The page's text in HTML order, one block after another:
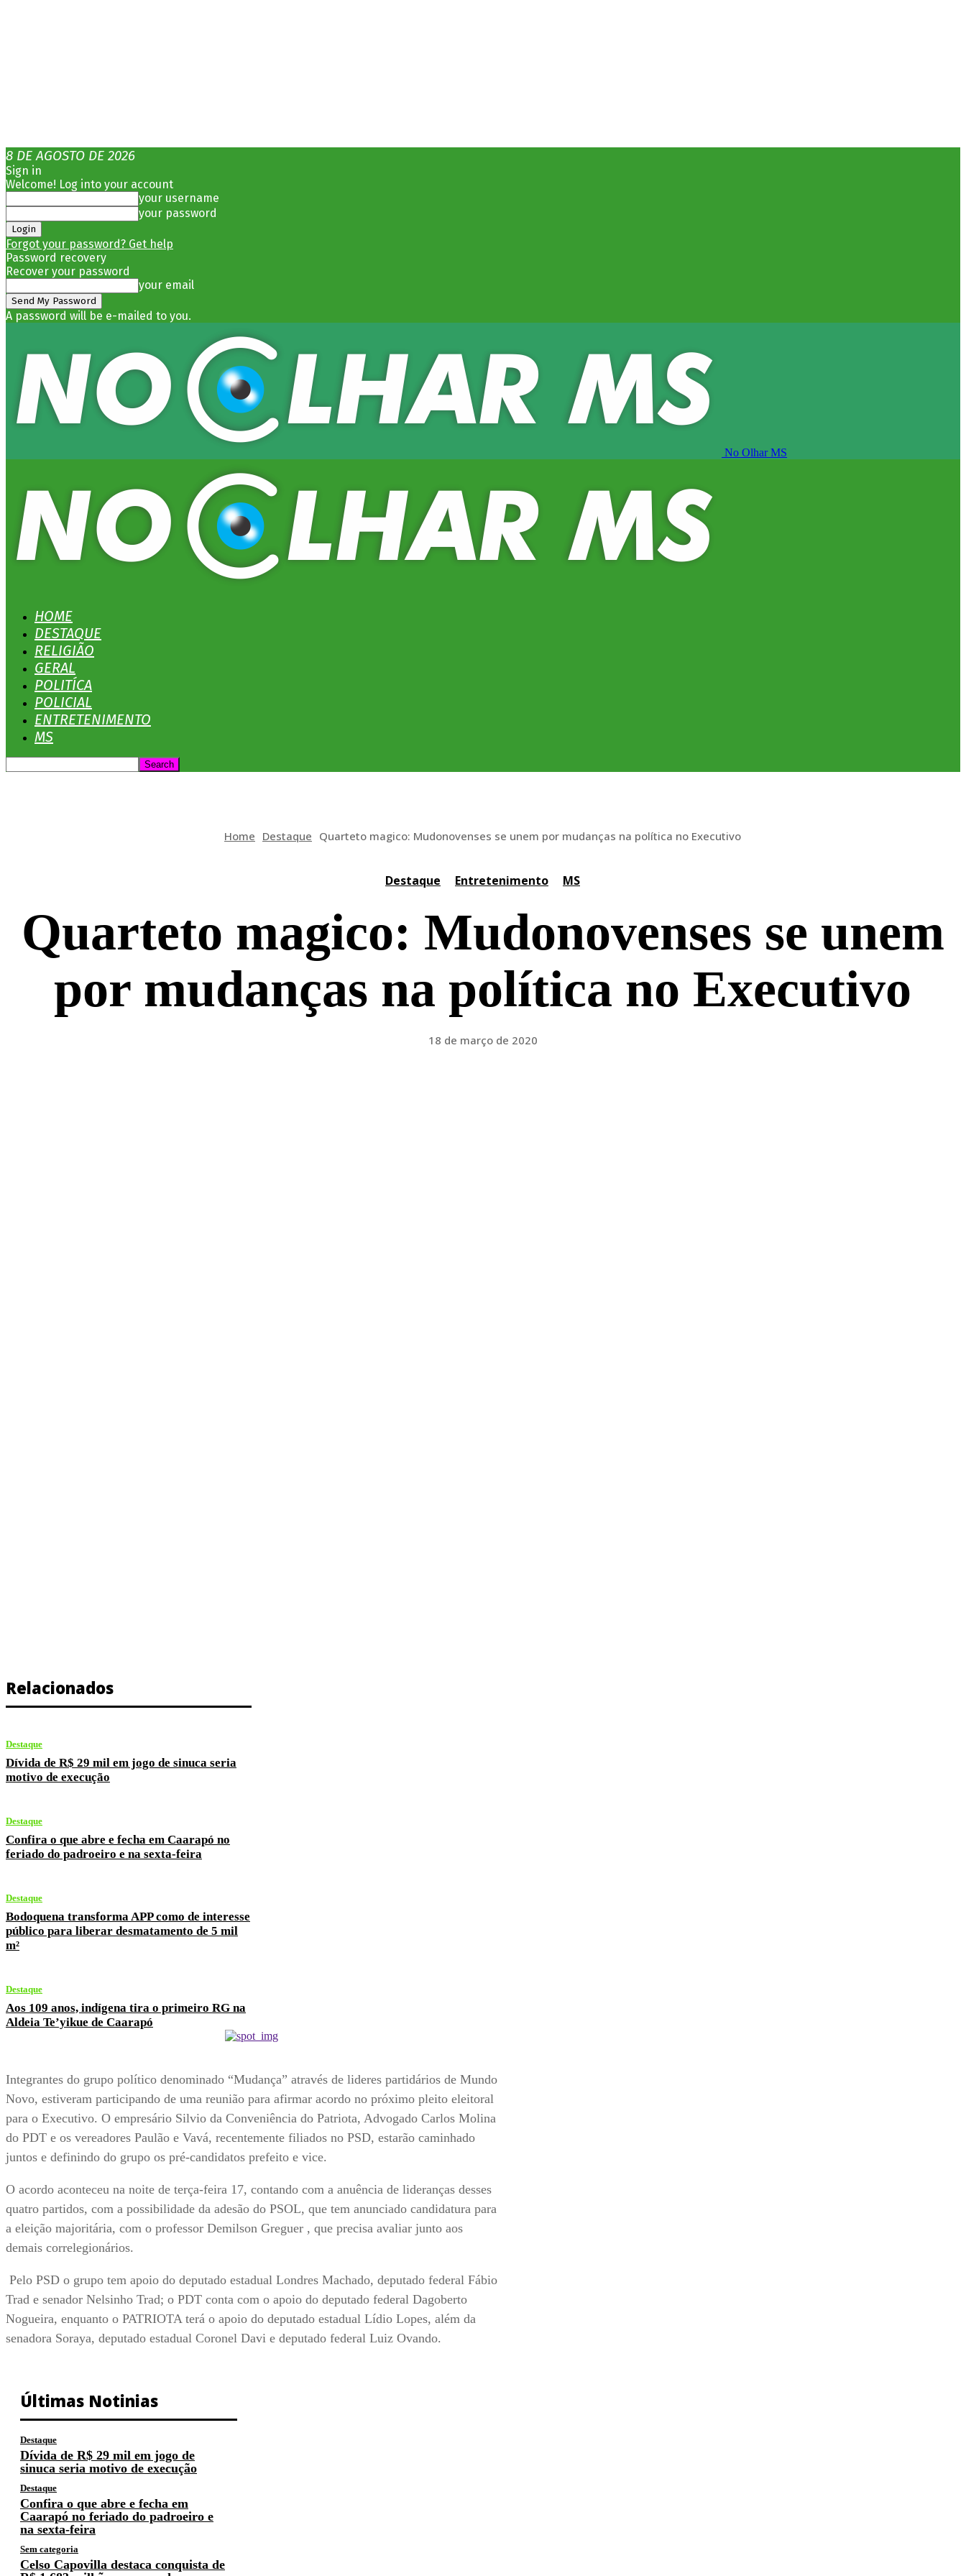
8 DE AGOSTO DE 2026
Sign in
Welcome! Log into your account
your username
your password
Forgot your password? Get help
Password recovery
Recover your password
your email
A password will be e-mailed to you.
No Olhar MS
HOME
DESTAQUE
RELIGIÃO
GERAL
POLITÍCA
POLICIAL
ENTRETENIMENTO
MS
Home Destaque Quarteto magico: Mudonovenses se unem por mudanças na política no Executivo
Destaque Entretenimento MS
Quarteto magico: Mudonovenses se unem
por mudanças na política no Executivo
18 de março de 2020
Relacionados
Destaque
Dívida de R$ 29 mil em jogo de sinuca seria
motivo de execução
Destaque
Confira o que abre e fecha em Caarapó no
feriado do padroeiro e na sexta-feira
Destaque
Bodoquena transforma APP como de interesse
público para liberar desmatamento de 5 mil
m²
Destaque
Aos 109 anos, indígena tira o primeiro RG na
Aldeia Te’yikue de Caarapó
Integrantes do grupo político denominado “Mudança” através de lideres partidários de Mundo
Novo, estiveram participando de uma reunião para afirmar acordo no próximo pleito eleitoral
para o Executivo. O empresário Silvio da Conveniência do Patriota, Advogado Carlos Molina
do PDT e os vereadores Paulão e Vavá, recentemente filiados no PSD, estarão caminhado
juntos e definindo do grupo os pré-candidatos prefeito e vice.
O acordo aconteceu na noite de terça-feira 17, contando com a anuência de lideranças desses
quatro partidos, com a possibilidade da adesão do PSOL, que tem anunciado candidatura para
a eleição majoritária, com o professor Demilson Greguer , que precisa avaliar junto aos
demais correlegionários.
Pelo PSD o grupo tem apoio do deputado estadual Londres Machado, deputado federal Fábio
Trad e senador Nelsinho Trad; o PDT conta com o apoio do deputado federal Dagoberto
Nogueira, enquanto o PATRIOTA terá o apoio do deputado estadual Lídio Lopes, além da
senadora Soraya, deputado estadual Coronel Davi e deputado federal Luiz Ovando.
Últimas Notinias
Destaque
Dívida de R$ 29 mil em jogo de
sinuca seria motivo de execução
Destaque
Confira o que abre e fecha em
Caarapó no feriado do padroeiro e
na sexta-feira
Sem categoria
Celso Capovilla destaca conquista de